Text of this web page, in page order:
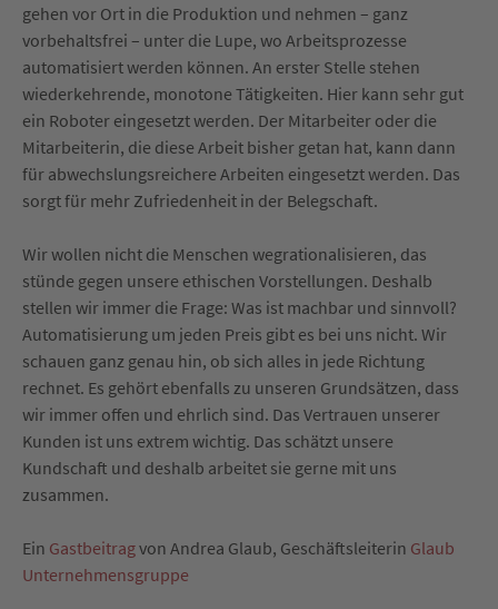
gehen vor Ort in die Produktion und nehmen – ganz
vorbehaltsfrei – unter die Lupe, wo Arbeitsprozesse
automatisiert werden können. An erster Stelle stehen
wiederkehrende, monotone Tätigkeiten. Hier kann sehr gut
ein Roboter eingesetzt werden. Der Mitarbeiter oder die
Mitarbeiterin, die diese Arbeit bisher getan hat, kann dann
für abwechslungsreichere Arbeiten eingesetzt werden. Das
sorgt für mehr Zufriedenheit in der Belegschaft.
Wir wollen nicht die Menschen wegrationalisieren, das
stünde gegen unsere ethischen Vorstellungen. Deshalb
stellen wir immer die Frage: Was ist machbar und sinnvoll?
Automatisierung um jeden Preis gibt es bei uns nicht. Wir
schauen ganz genau hin, ob sich alles in jede Richtung
rechnet. Es gehört ebenfalls zu unseren Grundsätzen, dass
wir immer offen und ehrlich sind. Das Vertrauen unserer
Kunden ist uns extrem wichtig. Das schätzt unsere
Kundschaft und deshalb arbeitet sie gerne mit uns
zusammen.
Ein Gastbeitragvon Andrea Glaub, Geschäftsleiterin Glaub
Unternehmensgruppe